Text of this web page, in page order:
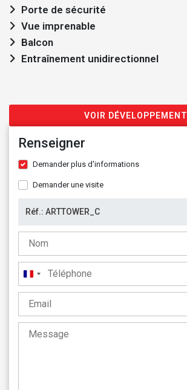
Porte de sécurité
Vue imprenable
Balcon
Entraînement unidirectionnel
VOIR DÉVELOPPEMENT
Renseigner
Demander plus d'informations
Demander une visite
France
+33